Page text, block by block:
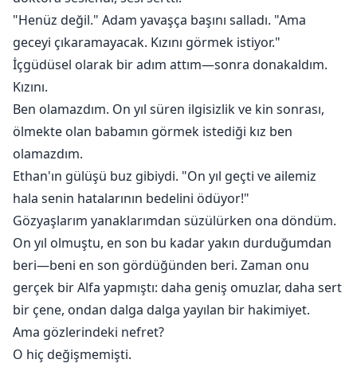
"Henüz değil." Adam yavaşça başını salladı. "Ama
geceyi çıkaramayacak. Kızını görmek istiyor."
İçgüdüsel olarak bir adım attım—sonra donakaldım.
Kızını.
Ben olamazdım. On yıl süren ilgisizlik ve kin sonrası,
ölmekte olan babamın görmek istediği kız ben
olamazdım.
Ethan'ın gülüşü buz gibiydi. "On yıl geçti ve ailemiz
hala senin hatalarının bedelini ödüyor!"
Gözyaşlarım yanaklarımdan süzülürken ona döndüm.
On yıl olmuştu, en son bu kadar yakın durduğumdan
beri—beni en son gördüğünden beri. Zaman onu
gerçek bir Alfa yapmıştı: daha geniş omuzlar, daha sert
bir çene, ondan dalga dalga yayılan bir hakimiyet.
Ama gözlerindeki nefret?
O hiç değişmemişti.